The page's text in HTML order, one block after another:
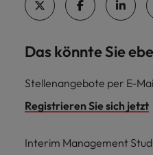
Das könnte Sie
Stellenangebote per E-
Registrieren Sie sich jetzt
Interim Management